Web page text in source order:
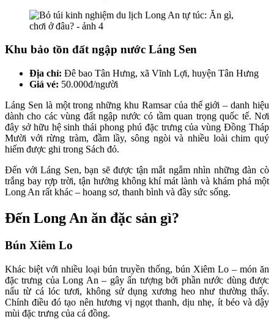
Khu bảo tồn đất ngập nước Láng Sen
Địa chỉ: Đê bao Tân Hưng, xã Vĩnh Lợi, huyện Tân Hưng
Giá vé: 50.000đ/người
Láng Sen là một trong những khu Ramsar của thế giới – danh hiệu
dành cho các vùng đất ngập nước có tầm quan trọng quốc tế. Nơi
đây sở hữu hệ sinh thái phong phú đặc trưng của vùng Đồng Tháp
Mười với rừng tràm, đầm lầy, sông ngòi và nhiều loài chim quý
hiếm được ghi trong Sách đỏ.
Đến với Láng Sen, bạn sẽ được tận mắt ngắm nhìn những đàn cò
trắng bay rợp trời, tận hưởng không khí mát lành và khám phá một
Long An rất khác – hoang sơ, thanh bình và đầy sức sống.
Đến Long An ăn đặc sản gì?
Bún Xiêm Lo
Khác biệt với nhiều loại bún truyền thống, bún Xiêm Lo – món ăn
đặc trưng của Long An – gây ấn tượng bởi phần nước dùng được
nấu từ cá lóc tươi, không sử dụng xương heo như thường thấy.
Chính điều đó tạo nên hương vị ngọt thanh, dịu nhẹ, ít béo và dậy
mùi đặc trưng của cá đồng.